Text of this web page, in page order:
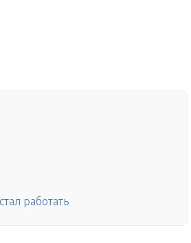
работать